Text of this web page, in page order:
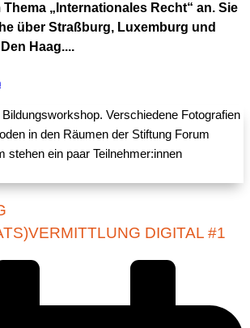
„Internationales Recht“ an. Sie
über Straßburg, Luxemburg und
Haag....
DIGITAL #1